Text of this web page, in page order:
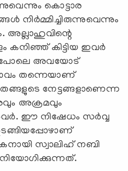
കൊട്ടാര
നിർമ്മിച്ചിരുന്നുവെന്നും
കിട്ടിയ ഇവർ
പോലെ അവയോട്
തന്നെയാണ്
തങ്ങളുടെ നേട്ടങ്ങളാണെന്ന
അക്രമവും
ഈ നിഷേധം സർവ്വ
സ്വാലിഹ് നബി